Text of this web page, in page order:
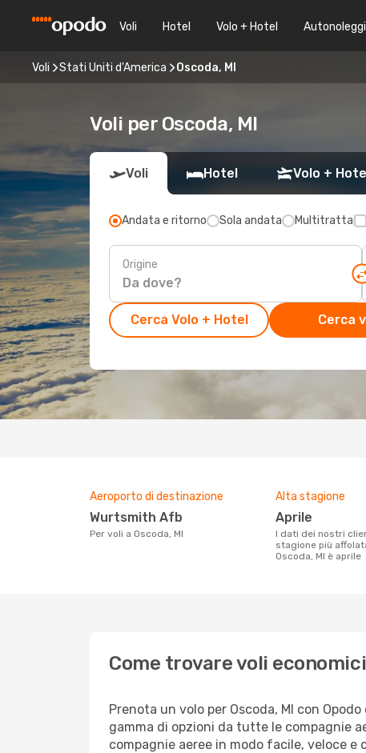
Voli Hotel Volo + Hotel
Voli Stati Uniti d'America Oscoda, MI
Voli per Oscoda, MI
Voli Hotel Volo +
Andata e ritorno Sola andata Multitratta
Origine
Cerca Volo + Hotel Cerca
Aeroporto di destinazione
Wurtsmith Afb
Per voli a Oscoda, MI
Alta stagione
aprile
I dati dei nostri clienti ci dicono che la
stagione più
Oscoda, MI è aprile
Come trovare voli
Prenota un volo per Oscoda, MI con
gamma di opzioni da tutte le compagnie
compagnie aeree in modo facile, veloce e